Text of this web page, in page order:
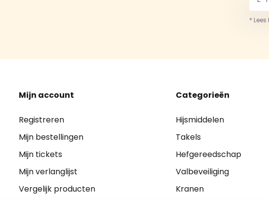
*
Mijn account
Registreren
Mijn bestellingen
Mijn tickets
Mijn verlanglijst
Vergelijk producten
Categorieën
Hijsmiddelen
Takels
Hefgereedschap
Valbeveiliging
Kranen